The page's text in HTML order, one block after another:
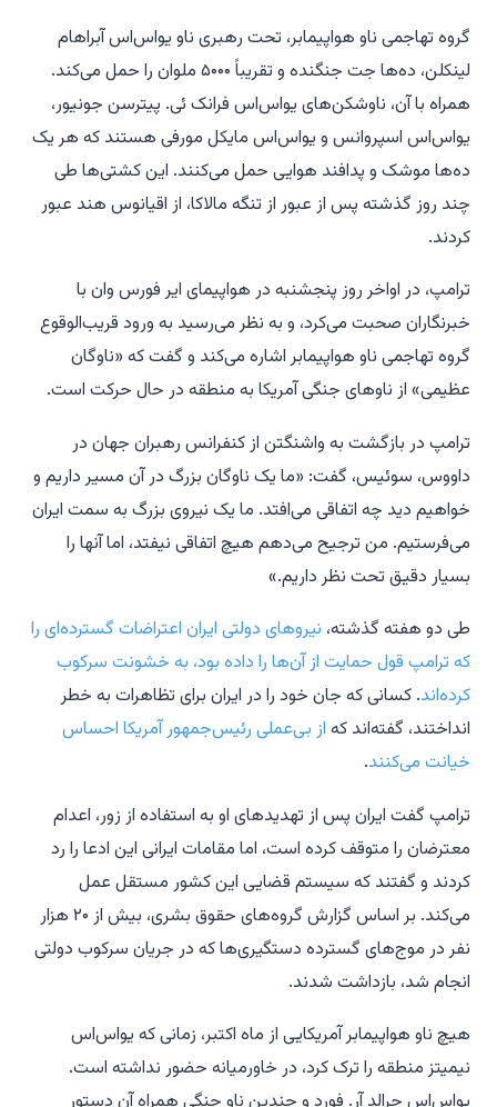
گروه تهاجمی ناو هواپیمابر، تحت رهبری ناو یواس‌اس آبراهام
لینکلن، ده‌ها جت جنگنده و تقریباً ۵۰۰۰ ملوان را حمل می‌کند.
همراه با آن، ناوشکن‌های یواس‌اس فرانک ئی. پیترسن جونیور،
یواس‌اس اسپروانس و یواس‌اس مایکل مورفی هستند که هر یک
ده‌ها موشک و پدافند هوایی حمل می‌کنند. این کشتی‌ها طی
چند روز گذشته پس از عبور از تنگه مالاکا، از اقیانوس هند عبور
کردند.
ترامپ، در اواخر روز پنجشنبه در هواپیمای ایر فورس وان با
خبرنگاران صحبت می‌کرد، و به نظر می‌رسید به ورود قریب‌الوقوع
گروه تهاجمی ناو هواپیمابر اشاره می‌کند و گفت که «ناوگان
عظیمی» از ناوهای جنگی آمریکا به منطقه در حال حرکت است.
ترامپ در بازگشت به واشنگتن از کنفرانس رهبران جهان در
داووس، سوئیس، گفت: «ما یک ناوگان بزرگ در آن مسیر داریم و
خواهیم دید چه اتفاقی می‌افتد. ما یک نیروی بزرگ به سمت ایران
می‌فرستیم. من ترجیح می‌دهم هیچ اتفاقی نیفتد، اما آنها را
بسیار دقیق تحت نظر داریم.»
طی دو هفته گذشته، نیروهای دولتی ایران اعتراضات گسترده‌ای را
که ترامپ قول حمایت از آن‌ها را داده بود، به خشونت سرکوب
کرده‌اند. کسانی که جان خود را در ایران برای تظاهرات به خطر
انداختند، گفته‌اند که از بی‌عملی رئیس‌جمهور آمریکا احساس
خیانت می‌کنند.
ترامپ گفت ایران پس از تهدیدهای او به استفاده از زور، اعدام
معترضان را متوقف کرده است، اما مقامات ایرانی این ادعا را رد
کردند و گفتند که سیستم قضایی این کشور مستقل عمل
می‌کند. بر اساس گزارش گروه‌های حقوق بشری، بیش از ۲۰ هزار
نفر در موج‌های گسترده دستگیری‌ها که در جریان سرکوب دولتی
انجام شد، بازداشت شدند.
هیچ ناو هواپیمابر آمریکایی از ماه اکتبر، زمانی که یواس‌اس
نیمیتز منطقه را ترک کرد، در خاورمیانه حضور نداشته است.